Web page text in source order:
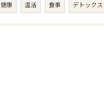
健康 温活 食事 デトックス